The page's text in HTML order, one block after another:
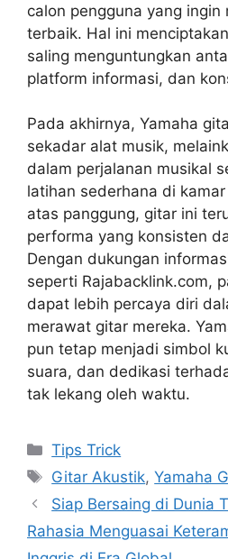
calon pengguna yang
terbaik. Hal ini
saling menguntungkan
platform informasi, dan
Pada akhirnya, Yamaha
sekadar alat musik,
dalam perjalanan musikal
latihan sederhana di
atas panggung, gitar ini
performa yang konsisten
Dengan dukungan
seperti Rajabacklink.com,
dapat lebih percaya diri
merawat gitar mereka.
pun tetap menjadi simbol
suara, dan dedikasi
tak lekang oleh waktu.
Categories
Tips Trick
Tags
Gitar Akustik,Yamaha
Siap Bersaing di Dunia
Rahasia Menguasai